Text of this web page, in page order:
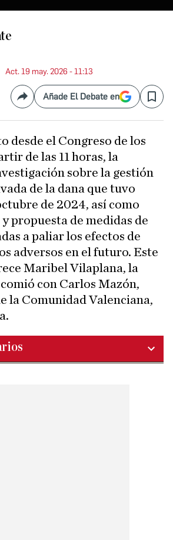
Act. 19 may. 2026 - 11:13
CompartirAñade El Debate en Save
de las 11 horas, la
sobre la gestión
de la dana que tuvo
de 2024, así como
propuesta de medidas de
a paliar los efectos de
adversos en el futuro. Este
Maribel Vilaplana, la
con Carlos Mazón,
la Comunidad Valenciana,